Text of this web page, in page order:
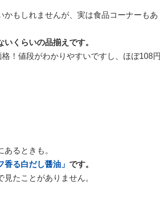
もしれませんが、実は食品コーナーもあ
くらいの品揃えです。
！値段がわかりやすいですし、ほぼ108円
るときも。
香る白だし醤油」 です。
たことがありません。